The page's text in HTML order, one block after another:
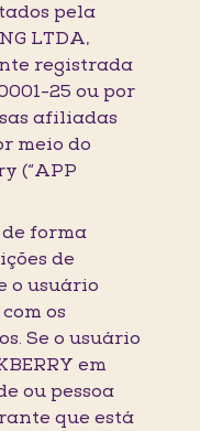
pela
LTDA,
registrada
25 ou por
afiliadas
meio do
(“APP
forma
de
o usuário
os
Se o usuário
em
ou pessoa
que está